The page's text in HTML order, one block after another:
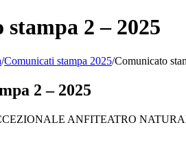
2 – 2025
/Comunicati stampa 2025/Comunicato
2 – 2025
ANFITEATRO